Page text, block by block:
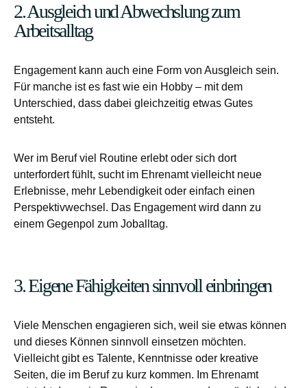
2. Ausgleich und Abwechslung zum
Arbeitsalltag
Engagement kann auch eine Form von Ausgleich sein.
Für manche ist es fast wie ein Hobby – mit dem
Unterschied, dass dabei gleichzeitig etwas Gutes
entsteht.
Wer im Beruf viel Routine erlebt oder sich dort
unterfordert fühlt, sucht im Ehrenamt vielleicht neue
Erlebnisse, mehr Lebendigkeit oder einfach einen
Perspektivwechsel. Das Engagement wird dann zu
einem Gegenpol zum Joballtag.
3. Eigene Fähigkeiten sinnvoll einbringen
Viele Menschen engagieren sich, weil sie etwas können
und dieses Können sinnvoll einsetzen möchten.
Vielleicht gibt es Talente, Kenntnisse oder kreative
Seiten, die im Beruf zu kurz kommen. Im Ehrenamt